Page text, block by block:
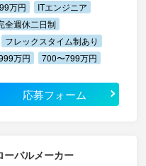
万円
ITエンジニア
全週休二日制
フレックスタイム制あり
万円 700〜799万円
応募フォーム
ーバルメーカー